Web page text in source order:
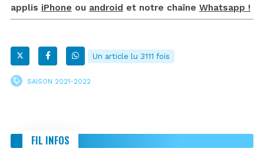
applis iPhone ou android et notre chaîne Whatsapp !
Un article lu 3111 fois
SAISON 2021-2022
FIL INFOS